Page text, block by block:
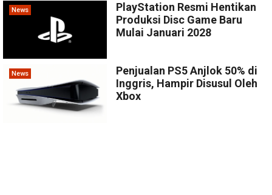
News
PlayStation Resmi Hentikan
Produksi Disc Game Baru
Mulai Januari 2028
News
Penjualan PS5 Anjlok 50% di
Inggris, Hampir Disusul Oleh
Xbox